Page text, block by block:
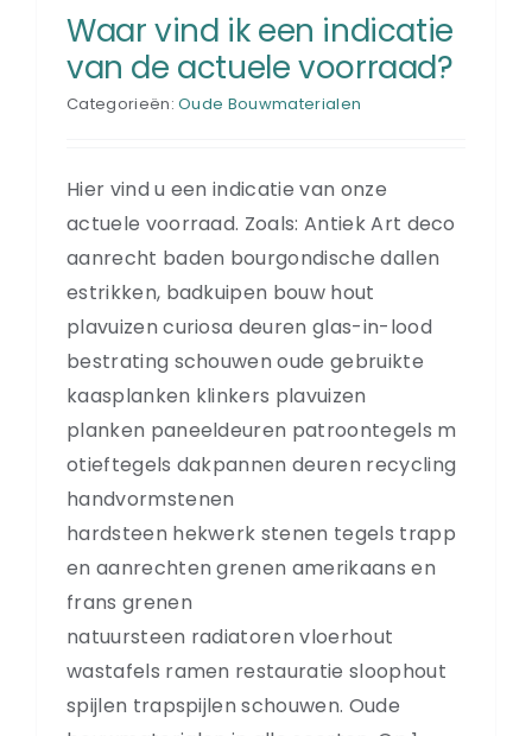
Waar vind ik een indicatie
van de actuele voorraad?
Categorieën:Oude Bouwmaterialen
Hier vind u een indicatie van onze
actuele voorraad. Zoals: Antiek Art deco
aanrecht baden bourgondische dallen
estrikken, badkuipen bouw hout
plavuizen curiosa deuren glas-in-lood
bestrating schouwen oude gebruikte
kaasplanken klinkers plavuizen
planken paneeldeuren patroontegels m
otieftegels dakpannen deuren recycling
handvormstenen
hardsteen hekwerk stenen tegels trapp
en aanrechten grenen amerikaans en
frans grenen
natuursteen radiatoren vloerhout
wastafels ramen restauratie sloophout
spijlen trapspijlen schouwen. Oude